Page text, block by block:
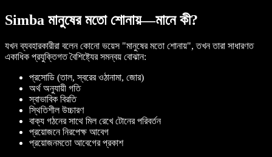
Simba মানুষের মতো শোনায়—মানে কী?
যখন ব্যবহারকারীরা বলেন কোনো ভয়েস "মানুষের মতো শোনায়", তখন তারা সাধারণত
একাধিক প্রযুক্তিগত বৈশিষ্ট্যের সমন্বয় বোঝান:
প্রসোডি (তাল, স্বরের ওঠানামা, জোর)
অর্থ অনুযায়ী গতি
স্বাভাবিক বিরতি
স্থিতিশীল উচ্চারণ
বাক্য গঠনের সাথে মিল রেখে টোনের পরিবর্তন
প্রয়োজনে নিরপেক্ষ আবেগ
প্রয়োজনমতো আবেগের প্রকাশ